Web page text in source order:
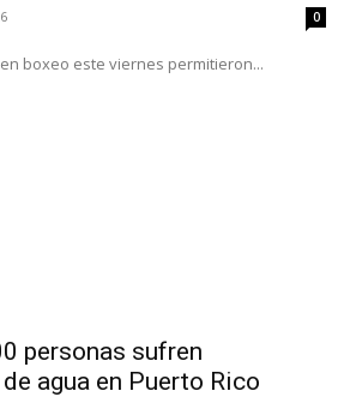
0
boxeo este viernes permitieron...
personas sufren
agua en Puerto Rico